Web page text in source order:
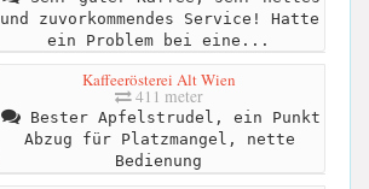
und zuvorkommendes Service! Hatte
ein Problem bei eine...
Kaffeerösterei Alt Wien
411 meter
Bester Apfelstrudel, ein Punkt
Abzug für Platzmangel, nette
Bedienung